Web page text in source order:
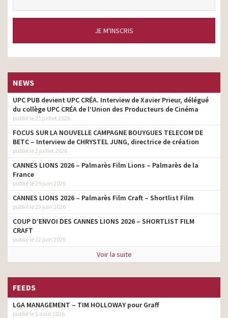
JE M'INSCRIS
NEWS
UPC PUB devient UPC CRÉA. Interview de Xavier Prieur, délégué
du collège UPC CRÉA de l’Union des Producteurs de Cinéma
publié le 21 juillet 2026
FOCUS SUR LA NOUVELLE CAMPAGNE BOUYGUES TELECOM DE
BETC – Interview de CHRYSTEL JUNG, directrice de création
publié le 2 juillet 2026
CANNES LIONS 2026 – Palmarès Film Lions – Palmarès de la
France
publié le 29 juin 2026
CANNES LIONS 2026 – Palmarès Film Craft – Shortlist Film
publié le 23 juin 2026
COUP D’ENVOI DES CANNES LIONS 2026 – SHORTLIST FILM
CRAFT
publié le 22 juin 2026
Voir la suite
FEEDS
LGA MANAGEMENT – TIM HOLLOWAY pour Graff
publié le 5 août 2026